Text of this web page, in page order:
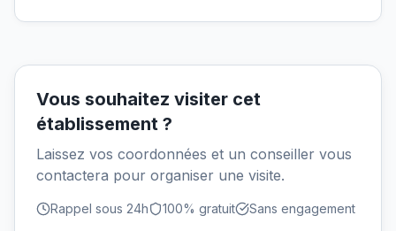
Vous souhaitez visiter cet
établissement ?
Laissez vos coordonnées et un conseiller vous
contactera pour organiser une visite.
Rappel sous 24h 100% gratuit Sans engagement